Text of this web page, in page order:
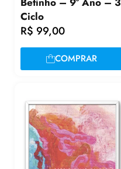
Ciclo
R$ 99,00
COMPRAR